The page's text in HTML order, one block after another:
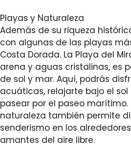
Playas y Naturaleza
Además de su riqueza
con algunas de las playas
Costa Dorada. La Playa del
arena y aguas cristalinas, es
de sol y mar. Aquí, podrás
acuáticas, relajarte bajo el
pasear por el paseo
naturaleza también permite
senderismo en los
amantes del aire libre.